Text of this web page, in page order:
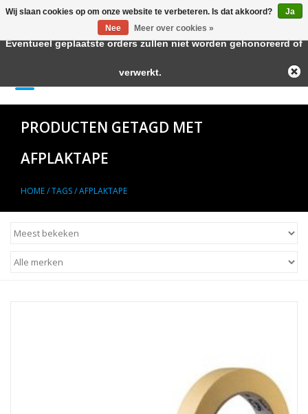
Autolak in Spuitbus
Primers
PRODUCTEN GETAGD MET
AFPLAKTAPE
HOME/TAGS/AFPLAKTAPE
Wij slaan cookies op om onze website te verbeteren. Is dat akkoord?
Ja
Nee
Meer over cookies »
← Keer terug naar de backofficeDeze winkel is in aanbouw.
Eventueel geplaatste orders zullen niet worden gehonoreerd of
verwerkt.